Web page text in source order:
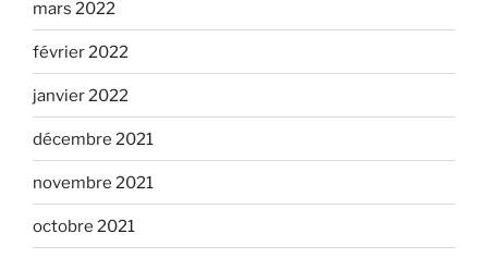
mars 2022
février 2022
janvier 2022
décembre 2021
novembre 2021
octobre 2021